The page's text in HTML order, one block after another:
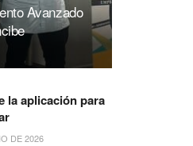
Avanzado
la aplicación para
DE 2026